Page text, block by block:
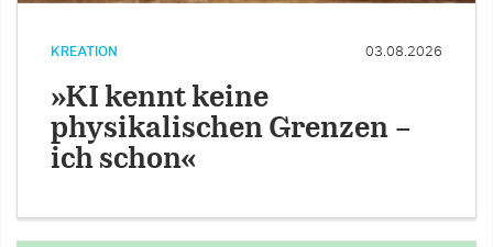
KREATION 03.08.2026
»KI kennt keine
physikalischen Grenzen –
ich schon«